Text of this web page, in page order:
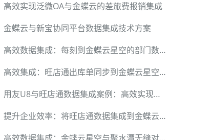
高效实现泛微OA与金蝶云的差旅费报销集成
金蝶云与新宝协同平台数据集成技术方案
高效数据集成：每刻到金蝶云星空的部门数据对接案例
高效集成：旺店通出库单同步到金蝶云星空实战案例
用友U8与旺店通数据集成案例：高效实现其他入库
提升企业效率：将旺店通数据集成到金蝶云星空的技术实战